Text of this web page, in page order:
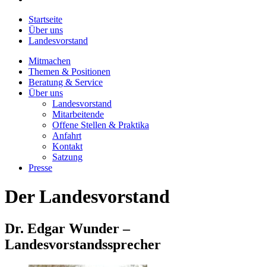
Startseite
Über uns
Landesvorstand
Mitmachen
Themen & Positionen
Beratung & Service
Über uns
Landesvorstand
Mitarbeitende
Offene Stellen & Praktika
Anfahrt
Kontakt
Satzung
Presse
Der Landesvorstand
Dr. Edgar Wunder –
Landesvorstandssprecher